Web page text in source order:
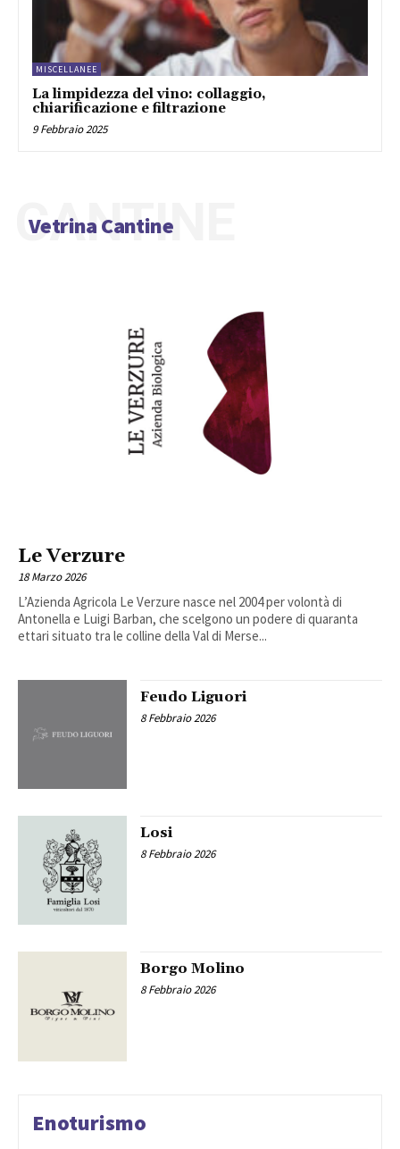
MISCELLANEE
La limpidezza del vino: collaggio,
chiarificazione e filtrazione
9 Febbraio 2025
Vetrina Cantine
CANTINE
Le Verzure
18 Marzo 2026
L’Azienda Agricola Le Verzure nasce nel 2004 per volontà di
Antonella e Luigi Barban, che scelgono un podere di quaranta
ettari situato tra le colline della Val di Merse...
Feudo Liguori
8 Febbraio 2026
Losi
8 Febbraio 2026
Borgo Molino
8 Febbraio 2026
Enoturismo